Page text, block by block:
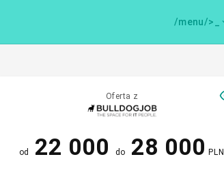
/menu/>
Oferta z
od 22 000 do 28 000 PLN